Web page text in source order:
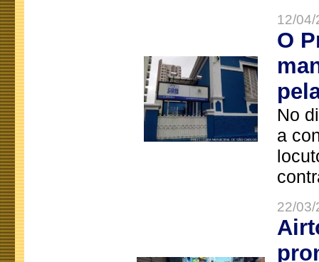
12/
O
No
a
22/